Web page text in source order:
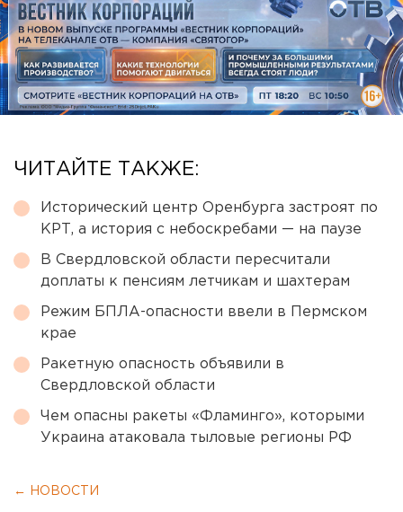
ЧИТАЙТЕ ТАКЖЕ:
Исторический центр Оренбурга застроят по
КРТ, а история с небоскребами — на паузе
В Свердловской области пересчитали
доплаты к пенсиям летчикам и шахтерам
Режим БПЛА-опасности ввели в Пермском
крае
Ракетную опасность объявили в
Свердловской области
Чем опасны ракеты «Фламинго», которыми
Украина атаковала тыловые регионы РФ
← НОВОСТИ